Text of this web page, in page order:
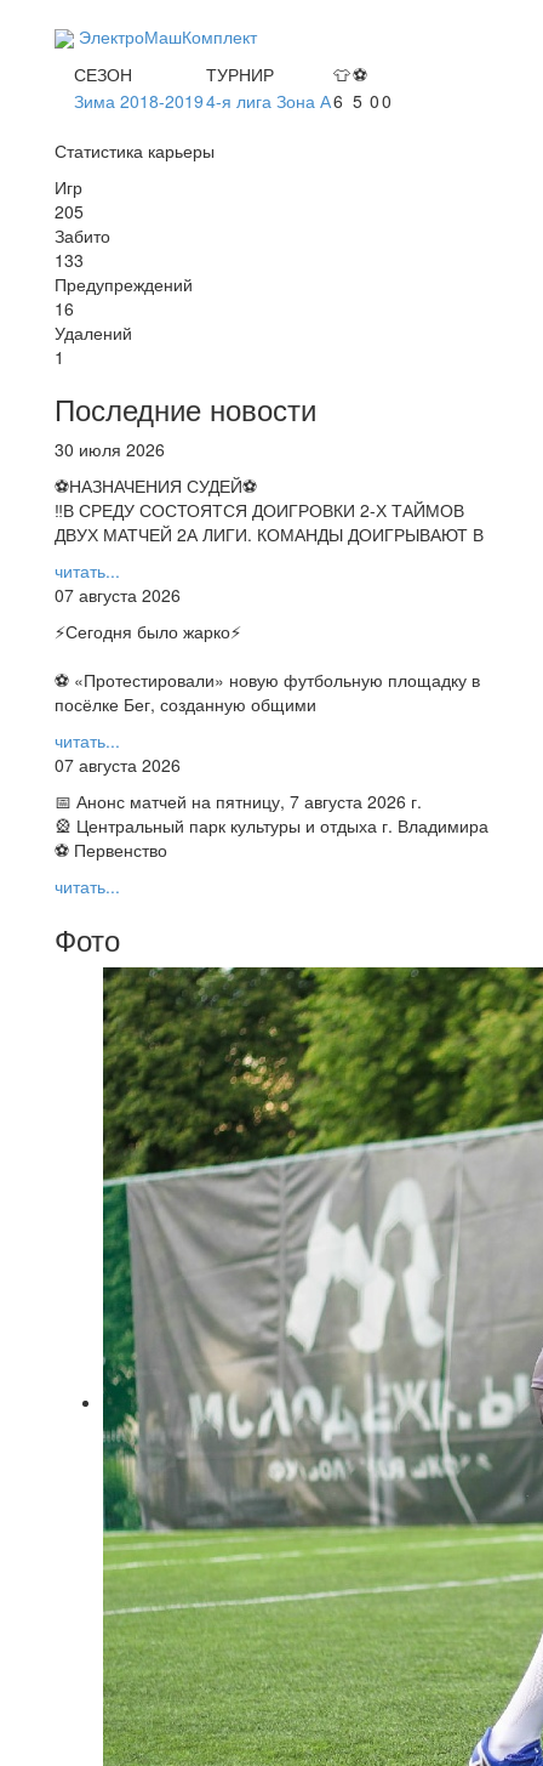
ЭлектроМашКомплект
СЕЗОН
ТУРНИР 👕⚽
Зима 2018-20194-я лига Зона А6 5 00
Статистика карьеры
Игр
205
Забито
133
Предупреждений
16
Удалений
1
Последние новости
30 июля 2026
⚽НАЗНАЧЕНИЯ СУДЕЙ⚽
‼В СРЕДУ СОСТОЯТСЯ ДОИГРОВКИ 2-Х ТАЙМОВ
ДВУХ МАТЧЕЙ 2А ЛИГИ. КОМАНДЫ ДОИГРЫВАЮТ В
читать...
07 августа 2026
⚡️Сегодня было жарко⚡️
⚽ ️«Протестировали» новую футбольную площадку в
посёлке Бег, созданную общими
читать...
07 августа 2026
📅 Анонс матчей на пятницу, 7 августа 2026 г.
🎡 Центральный парк культуры и отдыха г. Владимира
⚽ Первенство
читать...
Фото